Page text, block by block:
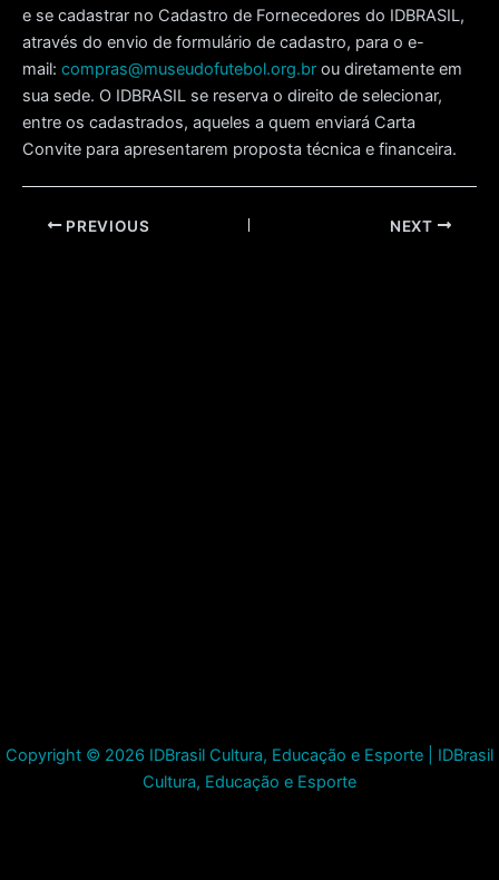
e se cadastrar no Cadastro de Fornecedores do IDBRASIL,
através do envio de formulário de cadastro, para o e-
mail: compras@museudofutebol.org.br ou diretamente em
sua sede. O IDBRASIL se reserva o direito de selecionar,
entre os cadastrados, aqueles a quem enviará Carta
Convite para apresentarem proposta técnica e financeira.
Post PREVIOUS NEXT
Copyright © 2026 IDBrasil Cultura, Educação e Esporte | IDBrasil
Cultura, Educação e Esporte